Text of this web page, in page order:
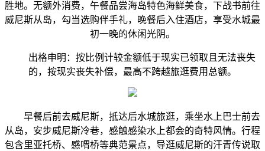
胜地。无额外消费，午餐品尝海岛特色海鲜美食，下战书前往
威尼斯从岛，勾当选购伴手礼，晚餐后入住酒店，享受水城最
初一晚的休闲光阴。
出格申明：按比例计较金额低于现实已领取且无法丧失
的，按现实丧失补偿，最高不跨越旅逛费用总额。
早餐后前去威尼斯，抵达后水城旅逛，乘坐水上巴士前去
从岛，安步威尼斯冷巷，感触感染水上都会的奇特风情。行程
包含里亚托桥、感喟桥等典范景点，导逛威尼斯的汗青传说取